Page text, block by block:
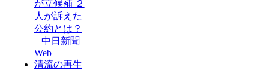
が立候補 ２
人が訴えた
公約とは？
– 中日新聞
Web
清流の再生